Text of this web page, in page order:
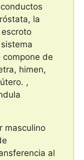
la
de
himen,
,
masculino
al